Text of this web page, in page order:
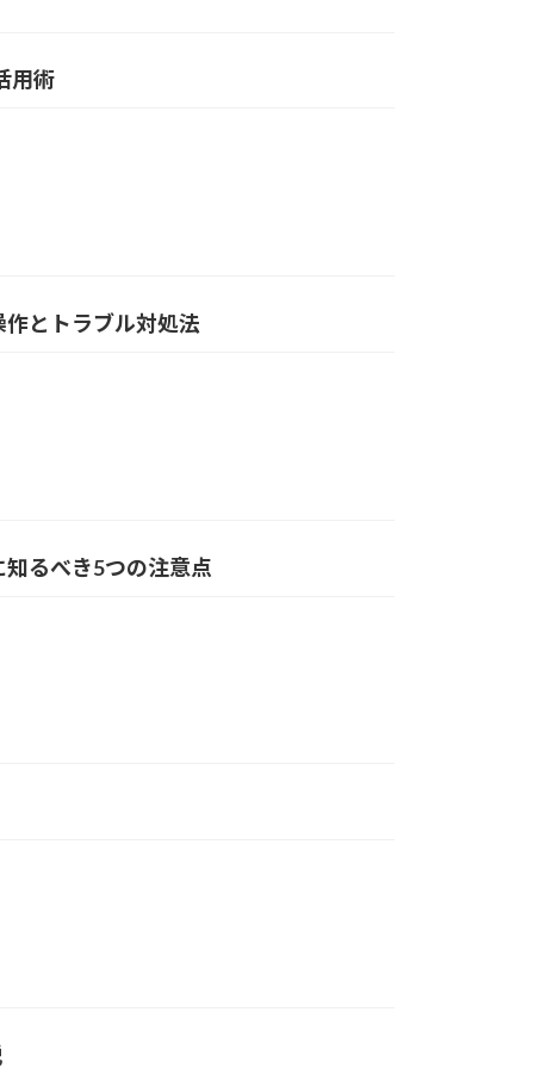
用術
とトラブル対処法
知るべき5つの注意点